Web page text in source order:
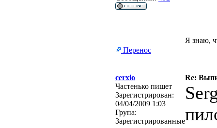
Я знаю,
Перенос
cerxio
Re:
Частенько пишет
Зарегистрирован:
04/04/2009 1:03
Група:
Зарегистрированные